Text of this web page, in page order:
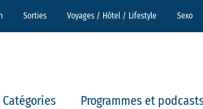
Sorties Voyages / Hôtel / Lifestyle Sexo
Catégories Programmes et podcasts